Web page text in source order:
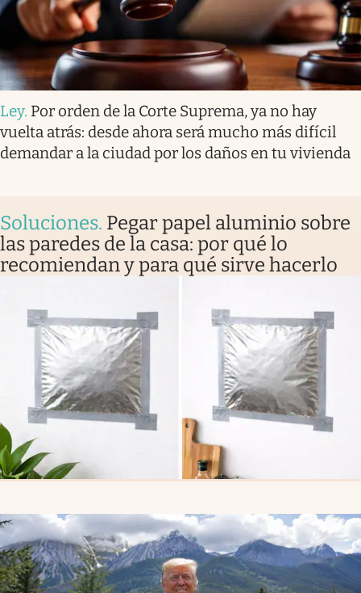
Ley. Por orden de la Corte Suprema, ya no hay
vuelta atrás: desde ahora será mucho más difícil
demandar a la ciudad por los daños en tu vivienda
Soluciones. Pegar papel aluminio sobre
las paredes de la casa: por qué lo
recomiendan y para qué sirve hacerlo